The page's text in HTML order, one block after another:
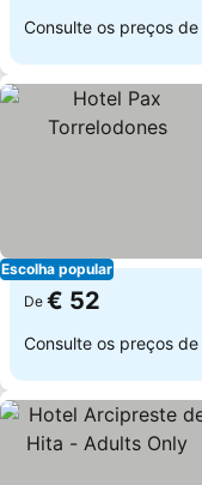
Consulte os preços de
Escolha popular
De € 52
Consulte os preços de